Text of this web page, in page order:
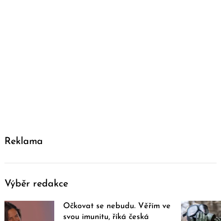
Reklama
Výběr redakce
Očkovat se nebudu. Věřím ve
svou imunitu, říká česká